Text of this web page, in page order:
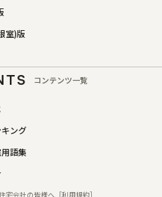
室)版
コンテンツ一覧
ング
語集
宅会社の皆様へ［利用規約］